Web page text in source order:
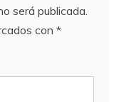
será publicada.
con *